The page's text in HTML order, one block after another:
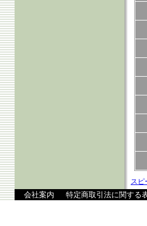
スピ
会社案内 特定商取引法に関する